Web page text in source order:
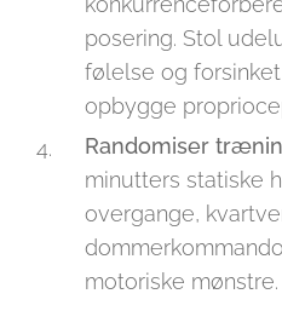
posering. Stol
følelse og
opbygge
Randomiser
minutters statiske
overgange,
motoriske mønstre.